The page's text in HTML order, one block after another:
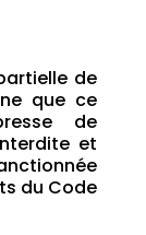
de
que ce
de
et
du Code